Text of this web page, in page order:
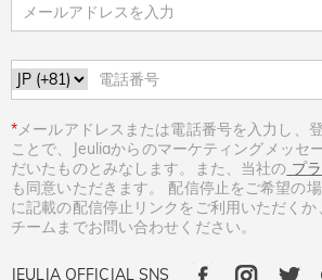
*メールアドレスまたは電話番号を入力し、
ことで、Jeuliaからのマーケティングメッセ
だいたものとみなします。また、当社の プ
も同意いただきます。 配信停止をご希望の
に記載の配信停止リンクをご利用いただく
チームまでお問い合わせください。
JEULIA OFFICIAL SNS